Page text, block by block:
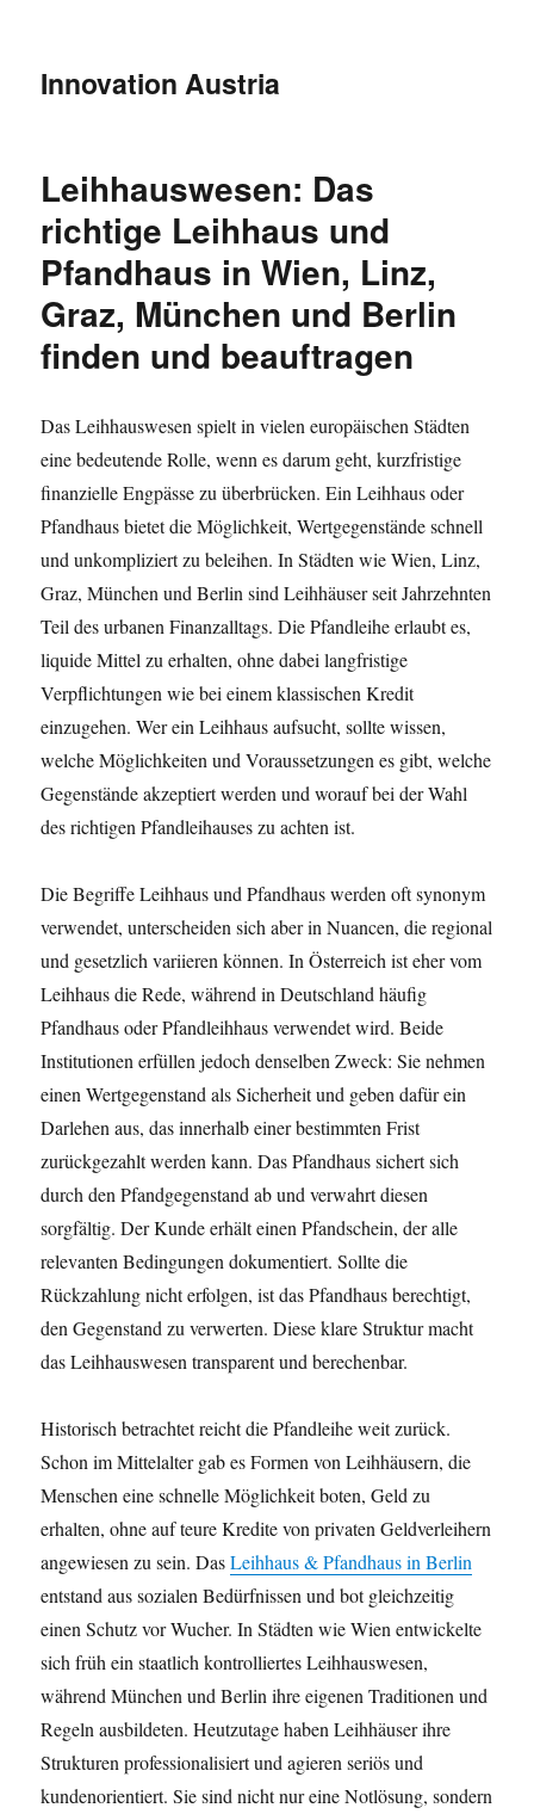
Innovation Austria
Leihhauswesen: Das
richtige Leihhaus und
Pfandhaus in Wien, Linz,
Graz, München und Berlin
finden und beauftragen
Das Leihhauswesen spielt in vielen europäischen Städten
eine bedeutende Rolle, wenn es darum geht, kurzfristige
finanzielle Engpässe zu überbrücken. Ein Leihhaus oder
Pfandhaus bietet die Möglichkeit, Wertgegenstände schnell
und unkompliziert zu beleihen. In Städten wie Wien, Linz,
Graz, München und Berlin sind Leihhäuser seit Jahrzehnten
Teil des urbanen Finanzalltags. Die Pfandleihe erlaubt es,
liquide Mittel zu erhalten, ohne dabei langfristige
Verpflichtungen wie bei einem klassischen Kredit
einzugehen. Wer ein Leihhaus aufsucht, sollte wissen,
welche Möglichkeiten und Voraussetzungen es gibt, welche
Gegenstände akzeptiert werden und worauf bei der Wahl
des richtigen Pfandleihauses zu achten ist.
Die Begriffe Leihhaus und Pfandhaus werden oft synonym
verwendet, unterscheiden sich aber in Nuancen, die regional
und gesetzlich variieren können. In Österreich ist eher vom
Leihhaus die Rede, während in Deutschland häufig
Pfandhaus oder Pfandleihhaus verwendet wird. Beide
Institutionen erfüllen jedoch denselben Zweck: Sie nehmen
einen Wertgegenstand als Sicherheit und geben dafür ein
Darlehen aus, das innerhalb einer bestimmten Frist
zurückgezahlt werden kann. Das Pfandhaus sichert sich
durch den Pfandgegenstand ab und verwahrt diesen
sorgfältig. Der Kunde erhält einen Pfandschein, der alle
relevanten Bedingungen dokumentiert. Sollte die
Rückzahlung nicht erfolgen, ist das Pfandhaus berechtigt,
den Gegenstand zu verwerten. Diese klare Struktur macht
das Leihhauswesen transparent und berechenbar.
Historisch betrachtet reicht die Pfandleihe weit zurück.
Schon im Mittelalter gab es Formen von Leihhäusern, die
Menschen eine schnelle Möglichkeit boten, Geld zu
erhalten, ohne auf teure Kredite von privaten Geldverleihern
angewiesen zu sein. DasLeihhaus & Pfandhaus in Berlin
entstand aus sozialen Bedürfnissen und bot gleichzeitig
einen Schutz vor Wucher. In Städten wie Wien entwickelte
sich früh ein staatlich kontrolliertes Leihhauswesen,
während München und Berlin ihre eigenen Traditionen und
Regeln ausbildeten. Heutzutage haben Leihhäuser ihre
Strukturen professionalisiert und agieren seriös und
kundenorientiert. Sie sind nicht nur eine Notlösung, sondern